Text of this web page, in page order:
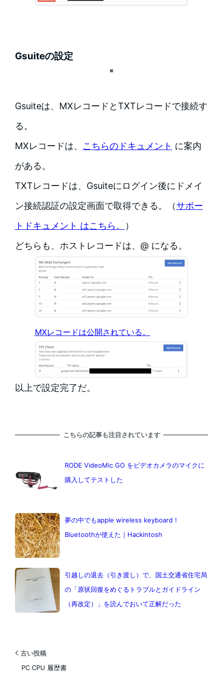
Gsuiteの設定
Gsuiteは、MXレコードとTXTレコードで接続す
る。
MXレコードは、
こちらのドキュメント に案内
がある。
TXTレコードは、Gsuiteにログイン後にドメイ
ン接続認証の設定画面で取得できる。（サポー
トドキュメント はこちら。
）
どちらも、ホストレコードは、@ になる。
MXレコードは公開されている。
以上で設定完了だ。
こちらの記事も注目されています
RODE VideoMic GO をビデオカメラのマイクに
購入してテストした
夢の中でもapple wireless keyboard！
Bluetoothが使えた｜Hackintosh
引越しの退去（引き渡し）で、国土交通省住宅局
の「原状回復をめぐるトラブルとガイドライン
（再改定）」を読んでおいて正解だった
古い投稿
PC CPU 履歴書